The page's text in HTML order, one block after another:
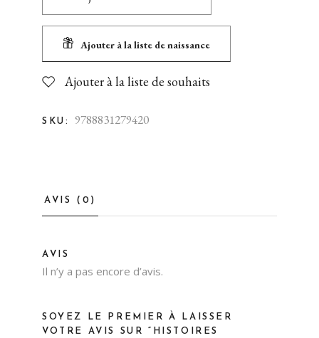
Ajouter à la liste de naissance
Ajouter à la liste de souhaits
SKU: 9788831279420
AVIS (0)
AVIS
Il n’y a pas encore d’avis.
SOYEZ LE PREMIER À LAISSER
VOTRE AVIS SUR “HISTOIRES